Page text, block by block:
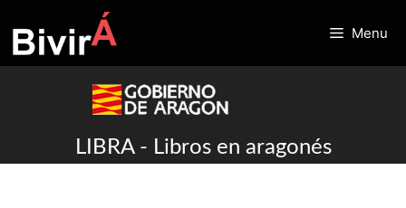
to
content
Menu
LIBRA - Libros en aragonés